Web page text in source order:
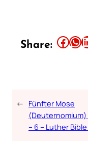
Share: Share this article on Facebook Share this article on WhatsApp Share this article on LinkedIn
← Fünfter Mose
– 6 – Luther Bible